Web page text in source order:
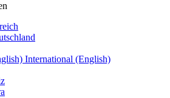
International (English)